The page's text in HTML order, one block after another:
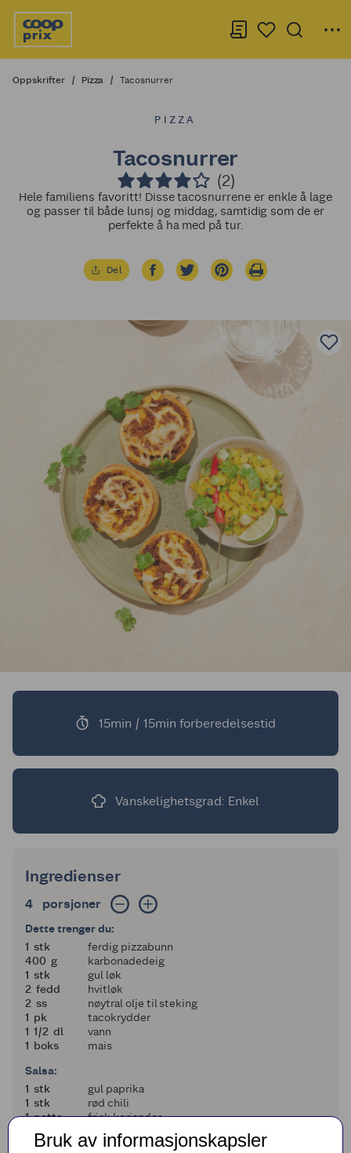
Oppskrifter Pizza Tacosnurrer
PIZZA
Tacosnurrer
(2)
Hele familiens favoritt! Disse tacosnurrene er enkle å lage
og passer til både lunsj og middag, samtidig som de er
perfekte å ha med på tur.
Del
15min / 15min forberedelsestid
Vanskelighetsgrad: Enkel
Ingredienser
4 porsjoner
4 porsjoner
Dette trenger du:
11 stk
ferdig pizzabunn
400
400 g
karbonadedeig
11 stk
gul løk
2
2 fedd
hvitløk
2
2 ss
nøytral olje til steking
11 pk
tacokrydder
1 og en halv
1 1/2 dl
vann
11 boks
mais
Salsa:
11 stk
gul paprika
11 stk
rød chili
1
1 potte
frisk koriander
stk
vårløk
en halv
1/2 stk saft av lime
Bruk av informasjonskapsler